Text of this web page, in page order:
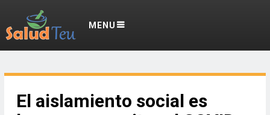
MENU
El aislamiento social es